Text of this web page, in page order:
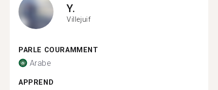
Y.
Villejuif
PARLE COURAMMENT
Arabe
APPREND